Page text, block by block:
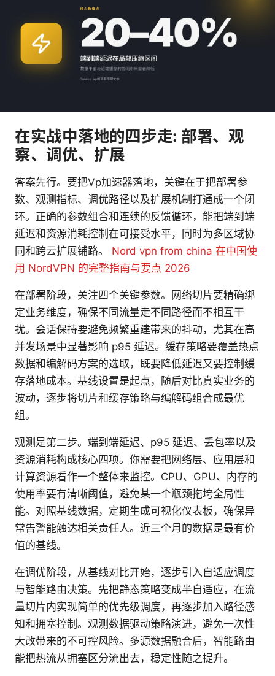
在实战中落地的四步走: 部署、观
察、调优、扩展
答案先行。要把Vp加速器落地，关键在于把部署参
数、观测指标、调优路径以及扩展机制打通成一个闭
环。正确的参数组合和连续的反馈循环，能把端到端
延迟和资源消耗控制在可接受水平，同时为多区域协
同和跨云扩展铺路。 Nord vpn from china 在中国使
用 NordVPN 的完整指南与要点 2026
在部署阶段，关注四个关键参数。网络切片要精确绑
定业务维度，确保不同流量走不同路径而不相互干
扰。会话保持要避免频繁重建带来的抖动，尤其在高
并发场景中显著影响 p95 延迟。缓存策略要覆盖热点
数据和编解码方案的选取，既要降低延迟又要控制缓
存落地成本。基线设置是起点，随后对比真实业务的
波动，逐步将切片和缓存策略与编解码组合成最优
组。
观测是第二步。端到端延迟、p95 延迟、丢包率以及
资源消耗构成核心四项。你需要把网络层、应用层和
计算资源看作一个整体来监控。CPU、GPU、内存的
使用率要有清晰阈值，避免某一个瓶颈拖垮全局性
能。对照基线数据，定期生成可视化仪表板，确保异
常告警能触达相关责任人。近三个月的数据是最有价
值的基线。
在调优阶段，从基线对比开始，逐步引入自适应调度
与智能路由决策。先把静态策略变成半自适应，在流
量切片内实现简单的优先级调度，再逐步加入路径感
知和拥塞控制。观测数据驱动策略演进，避免一次性
大改带来的不可控风险。多源数据融合后，智能路由
能把热流从拥塞区分流出去，稳定性随之提升。